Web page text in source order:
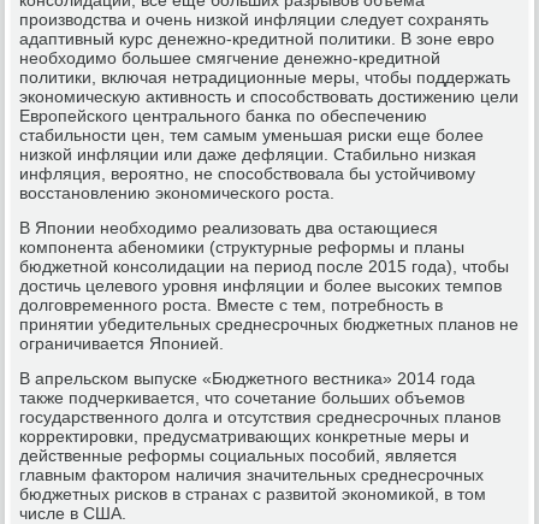
производства и очень низкой инфляции следует сохранять
адаптивный курс денежно-кредитной политики. В зоне евро
необходимо большее смягчение денежно-кредитной
политики, включая нетрадиционные меры, чтобы поддержать
экономическую активность и способствовать достижению цели
Европейского центрального банка по обеспечению
стабильности цен, тем самым уменьшая риски еще более
низкой инфляции или даже дефляции. Стабильно низкая
инфляция, вероятно, не способствовала бы устойчивому
восстановлению экономического роста.
В Японии необходимо реализовать два остающиеся
компонента абеномики (структурные реформы и планы
бюджетной консолидации на период после 2015 года), чтобы
достичь целевого уровня инфляции и более высоких темпов
долговременного роста. Вместе с тем, потребность в
принятии убедительных среднесрочных бюджетных планов не
ограничивается Японией.
В апрельском выпуске «Бюджетного вестника» 2014 года
также подчеркивается, что сочетание больших объемов
государственного долга и отсутствия среднесрочных планов
корректировки, предусматривающих конкретные меры и
действенные реформы социальных пособий, является
главным фактором наличия значительных среднесрочных
бюджетных рисков в странах с развитой экономикой, в том
числе в США.